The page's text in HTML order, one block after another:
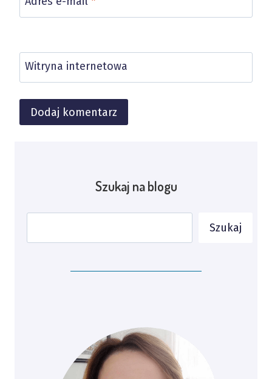
Witryna internetowa
Szukaj na blogu
Szukaj